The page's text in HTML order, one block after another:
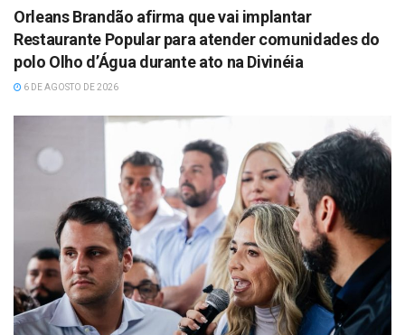
Orleans Brandão afirma que vai implantar
Restaurante Popular para atender comunidades do
polo Olho d’Água durante ato na Divinéia
6 DE AGOSTO DE 2026